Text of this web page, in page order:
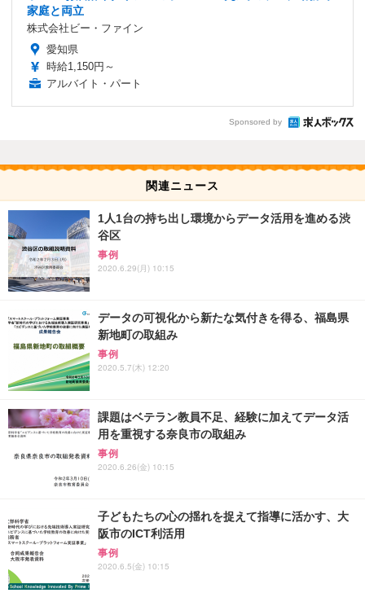
家庭と両立
株式会社ビー・ファイン
愛知県
時給1,150円～
アルバイト・パート
Sponsored by
関連ニュース
1人1台の持ち出し環境からデータ活用を進める渋
谷区
事例
2020.6.29(月) 10:15
データの可視化から新たな気付きを得る、福島県
新地町の取組み
事例
2020.5.7(木) 12:20
課題はベテラン教員不足、経験に加えてデータ活
用を重視する奈良市の取組み
事例
2020.6.26(金) 10:15
子どもたちの心の揺れを捉えて指導に活かす、大
阪市のICT利活用
事例
2020.6.5(金) 10:15